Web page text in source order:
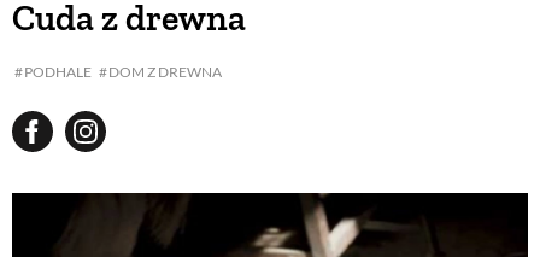
Cuda z drewna
PODHALE DOM Z DREWNABUDUJEMY DOM
WARZYWA I OWOCE